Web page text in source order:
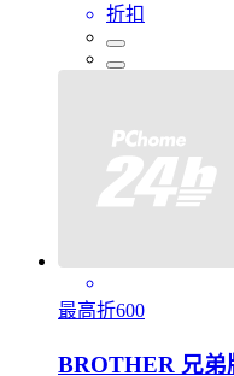
折扣
最高折600
BROTHER 兄弟